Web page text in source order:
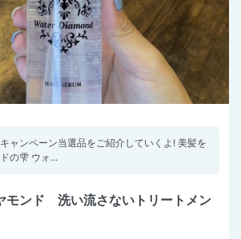
ャンペーン当選品をご紹介していくよ! 美髪を
の雫 ウォ...
モンド 洗い流さないトリートメン